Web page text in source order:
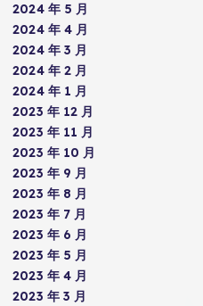
2024 年 5 月
2024 年 4 月
2024 年 3 月
2024 年 2 月
2024 年 1 月
2023 年 12 月
2023 年 11 月
2023 年 10 月
2023 年 9 月
2023 年 8 月
2023 年 7 月
2023 年 6 月
2023 年 5 月
2023 年 4 月
2023 年 3 月